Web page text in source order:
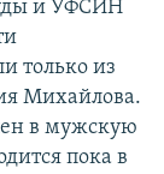
и УФСИН
только из
Михайлова.
в мужскую
пока в